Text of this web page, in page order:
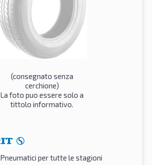
(consegnato senza
cerchione)
La foto puo essere solo a
tittolo informativo.
Pneumatici per tutte le stagioni